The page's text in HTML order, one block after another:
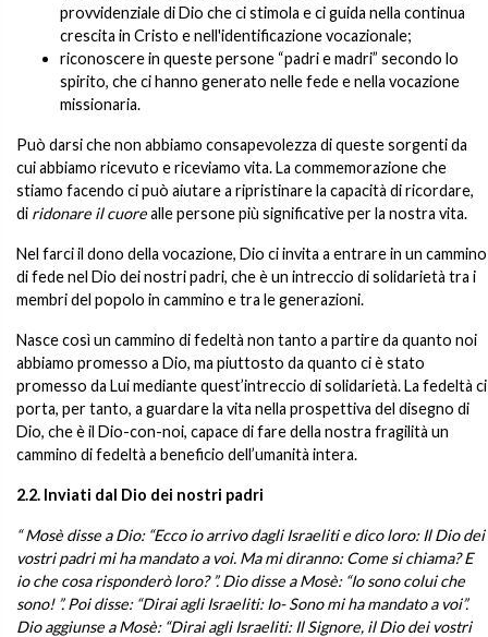
provvidenziale di Dio che ci stimola e ci guida nella continua
crescita in Cristo e nell'identificazione vocazionale;
riconoscere in queste persone “padri e madri” secondo lo
spirito, che ci hanno generato nelle fede e nella vocazione
missionaria.
Può darsi che non abbiamo consapevolezza di queste sorgenti da
cui abbiamo ricevuto e riceviamo vita. La commemorazione che
stiamo facendo ci può aiutare a ripristinare la capacità di ricordare,
di ridonare il cuorealle persone più significative per la nostra vita.
Nel farci il dono della vocazione, Dio ci invita a entrare in un cammino
di fede nel Dio dei nostri padri, che è un intreccio di solidarietà tra i
membri del popolo in cammino e tra le generazioni.
Nasce così un cammino di fedeltà non tanto a partire da quanto noi
abbiamo promesso a Dio, ma piuttosto da quanto ci è stato
promesso da Lui mediante quest’intreccio di solidarietà. La fedeltà ci
porta, per tanto, a guardare la vita nella prospettiva del disegno di
Dio, che è il Dio-con-noi, capace di fare della nostra fragilità un
cammino di fedeltà a beneficio dell’umanità intera.
2.2. Inviati dal Dio dei nostri padri
“ Mosè disse a Dio: “Ecco io arrivo dagli Israeliti e dico loro: Il Dio dei
vostri padri mi ha mandato a voi. Ma mi diranno: Come si chiama? E
io che cosa risponderò loro? ”. Dio disse a Mosè: “Io sono colui che
sono! ”. Poi disse: “Dirai agli Israeliti: Io- Sono mi ha mandato a voi”.
Dio aggiunse a Mosè: “Dirai agli Israeliti: Il Signore, il Dio dei vostri